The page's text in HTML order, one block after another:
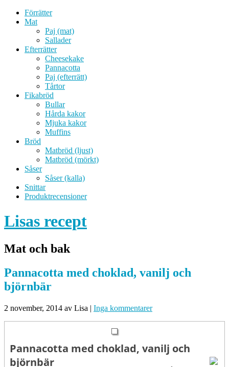
Förrätter
Mat
Paj (mat)
Sallader
Efterrätter
Cheesekake
Pannacotta
Paj (efterrätt)
Tårtor
Fikabröd
Bullar
Hårda kakor
Mjuka kakor
Muffins
Bröd
Matbröd (ljust)
Matbröd (mörkt)
Såser
Såser (kalla)
Snittar
Produktrecensioner
Lisas recept
Mat och bak
Pannacotta med choklad, vanilj och
björnbär
2 november, 2014 av Lisa | Inga kommentarer
Pannacotta med choklad, vanilj och
björnbär